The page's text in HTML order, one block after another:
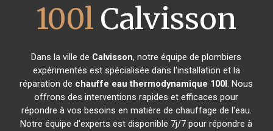
100l Calvisson
Dans la ville de Calvisson, notre équipe de plombiers
expérimentés est spécialisée dans l'installation et la
réparation de chauffe eau thermodynamique 100l. Nous
offrons des interventions rapides et efficaces pour
répondre à vos besoins en matière de chauffage de l'eau.
Notre équipe d'experts est disponible 7j/7 pour répondre à